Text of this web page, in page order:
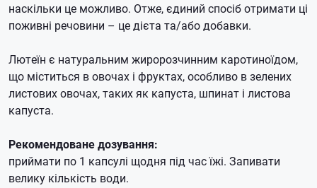
наскільки це можливо. Отже, єдиний спосіб отримати ці
поживні речовини – це дієта та/або добавки.
Лютеїн є натуральним жиророзчинним каротиноїдом,
що міститься в овочах і фруктах, особливо в зелених
листових овочах, таких як капуста, шпинат і листова
капуста.
Рекомендоване дозування:
приймати по 1 капсулі щодня під час їжі. Запивати
велику кількість води.